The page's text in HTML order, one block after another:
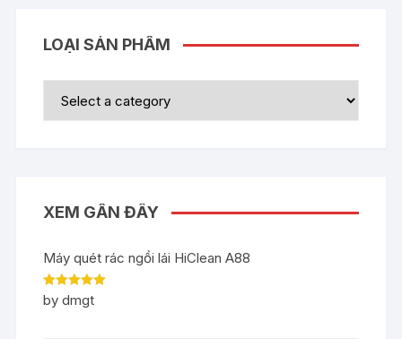
LOẠI SẢN PHẨM
XEM GẦN ĐÂY
Máy quét rác ngồi lái HiClean A88
Rated5out
of 5
by dmgt